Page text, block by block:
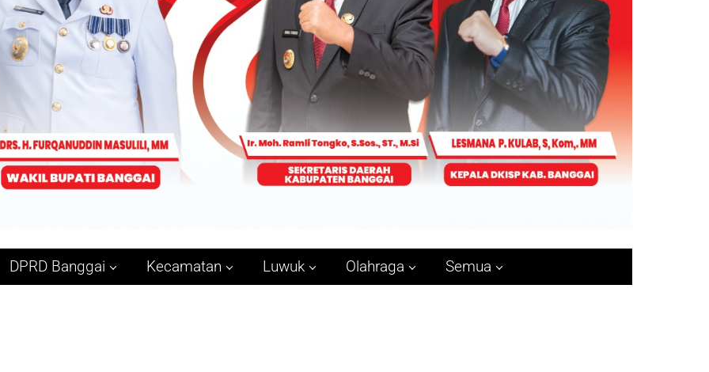
DPRD Banggai Kecamatan Luwuk Olahraga Semua